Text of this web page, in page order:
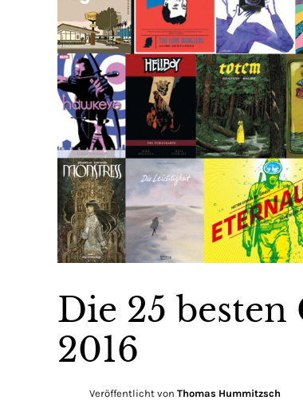
Die 25 besten
2016
Veröffentlicht von Thomas Hummitzsch